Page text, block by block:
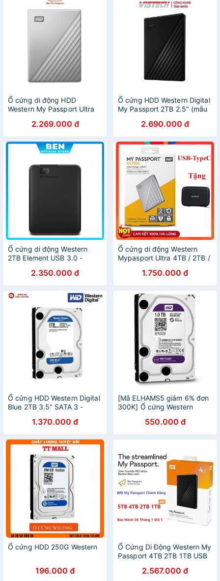
Ổ cứng di động HDD
Western My Passport Ultra
2.269.000 đ
Ổ cứng HDD Western Digital
My Passport 2TB 2.5" (mẫu
2.690.000 đ
Ổ cứng di động Western
2TB Element USB 3.0 -
WESN) - hàng chính hãng
2.350.000 đ
Ổ cứng di động Western
Mypasport Ultra 4TB / 2TB /
1.750.000 đ
Ổ cứng HDD Western Digital
Blue 2TB 3.5" SATA 3 -
hãng new 100%
1.370.000 đ
[Mã ELHAMS5 giảm 6% đơn
300K] Ổ cứng Western
chuyên dùng cho camera
550.000 đ
Ổ cứng HDD 250G Western
196.000 đ
Ổ Cứng Di Động Western My
Passport 4TB 2TB 1TB USB
2.567.000 đ